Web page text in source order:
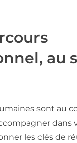
au
sont au
dans
les clés de